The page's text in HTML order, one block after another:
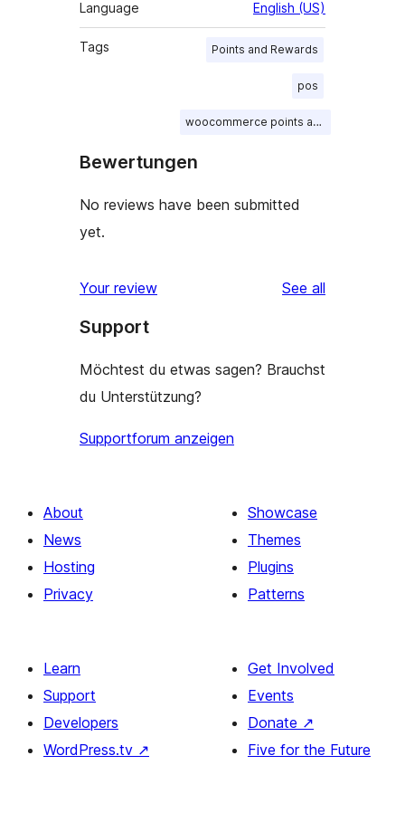
Language English (US)
Tags Points and Rewards
pos
woocommerce points and rewards
Bewertungen
No reviews have been submitted
yet.
Your review See all
Support
Möchtest du etwas sagen? Brauchst
du Unterstützung?
Supportforum anzeigen
About
News
Hosting
Privacy
Showcase
Themes
Plugins
Patterns
Learn
Support
Developers
WordPress.tv ↗
Get Involved
Events
Donate ↗
Five for the Future